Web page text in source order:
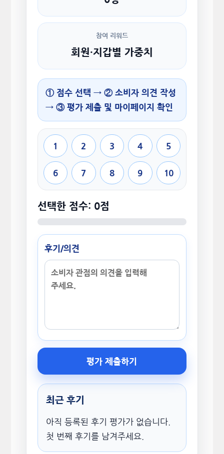
참여 리워드
회원·지갑별 가중치
① 점수 선택 → ② 소비자 의견 작성
→ ③ 평가 제출 및 마이페이지 확인
1 2 3 4 5
6 7 8 9 10
선택한 점수: 0점
후기/의견
평가 제출하기
최근 후기
아직 등록된 후기 평가가 없습니다.
첫 번째 후기를 남겨주세요.